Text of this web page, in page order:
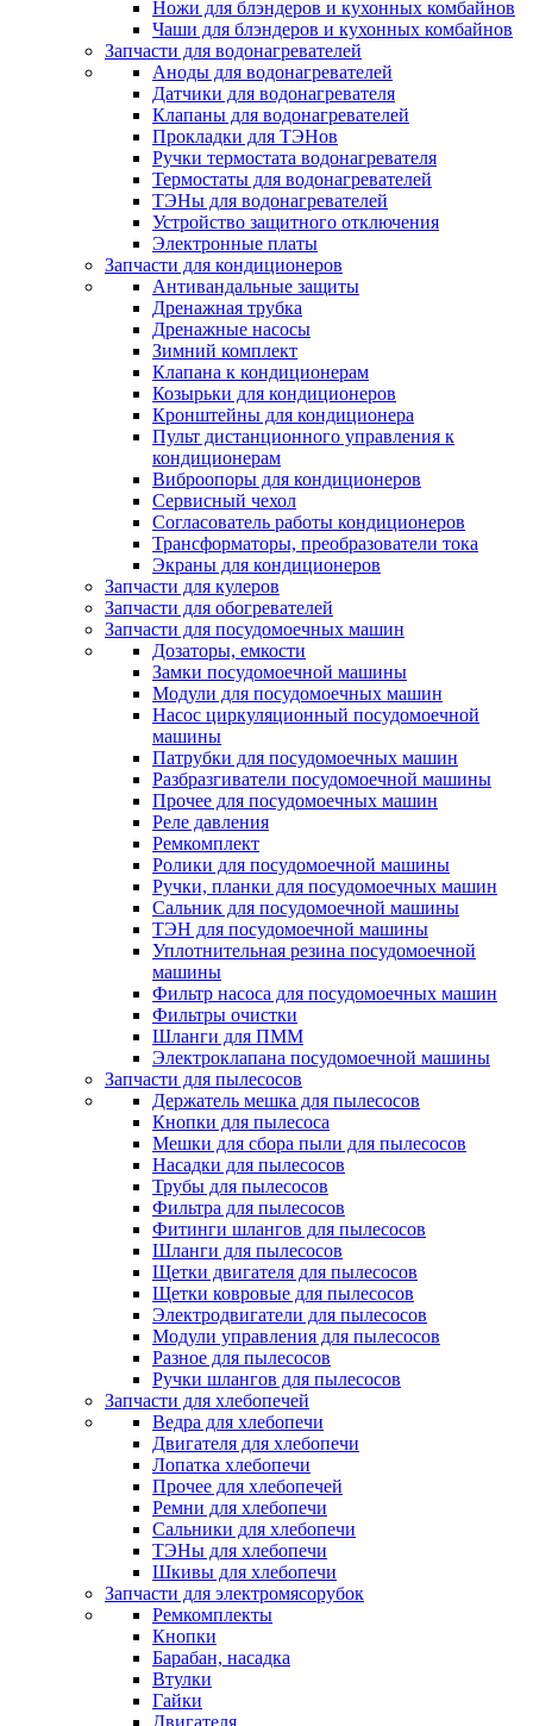
Ножи для блэндеров и кухонных комбайнов
Чаши для блэндеров и кухонных комбайнов
Запчасти для водонагревателей
Аноды для водонагревателей
Датчики для водонагревателя
Клапаны для водонагревателей
Прокладки для ТЭНов
Ручки термостата водонагревателя
Термостаты для водонагревателей
ТЭНы для водонагревателей
Устройство защитного отключения
Электронные платы
Запчасти для кондиционеров
Антивандальные защиты
Дренажная трубка
Дренажные насосы
Зимний комплект
Клапана к кондиционерам
Козырьки для кондиционеров
Кронштейны для кондиционера
Пульт дистанционного управления к
кондиционерам
Виброопоры для кондиционеров
Сервисный чехол
Согласователь работы кондиционеров
Трансформаторы, преобразователи тока
Экраны для кондиционеров
Запчасти для кулеров
Запчасти для обогревателей
Запчасти для посудомоечных машин
Дозаторы, емкости
Замки посудомоечной машины
Модули для посудомоечных машин
Насос циркуляционный посудомоечной
машины
Патрубки для посудомоечных машин
Разбразгиватели посудомоечной машины
Прочее для посудомоечных машин
Реле давления
Ремкомплект
Ролики для посудомоечной машины
Ручки, планки для посудомоечных машин
Сальник для посудомоечной машины
ТЭН для посудомоечной машины
Уплотнительная резина посудомоечной
машины
Фильтр насоса для посудомоечных машин
Фильтры очистки
Шланги для ПММ
Электроклапана посудомоечной машины
Запчасти для пылесосов
Держатель мешка для пылесосов
Кнопки для пылесоса
Мешки для сбора пыли для пылесосов
Насадки для пылесосов
Трубы для пылесосов
Фильтра для пылесосов
Фитинги шлангов для пылесосов
Шланги для пылесосов
Щетки двигателя для пылесосов
Щетки ковровые для пылесосов
Электродвигатели для пылесосов
Модули управления для пылесосов
Разное для пылесосов
Ручки шлангов для пылесосов
Запчасти для хлебопечей
Ведра для хлебопечи
Двигателя для хлебопечи
Лопатка хлебопечи
Прочее для хлебопечей
Ремни для хлебопечи
Сальники для хлебопечи
ТЭНы для хлебопечи
Шкивы для хлебопечи
Запчасти для электромясорубок
Ремкомплекты
Кнопки
Барабан, насадка
Втулки
Гайки
Двигателя